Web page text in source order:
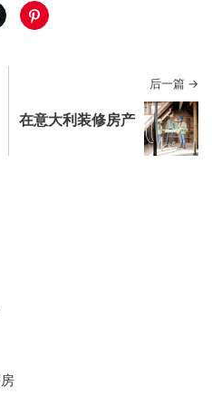
分享
享到 X在 Pinterest 上分享
后一篇 →
在意大利装修房产